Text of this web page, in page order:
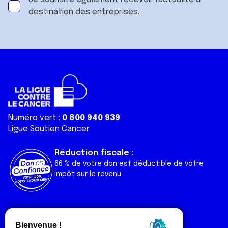
destination des entreprises.
Numéro vert : 0 800 940 939
Ligue Soutien Cancer
Réduction fiscale :
66 % de votre don est déductible de votre
impôt sur le revenu
Liens utiles
Nos actualités